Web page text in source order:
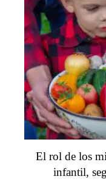
El rol de los
infantil,